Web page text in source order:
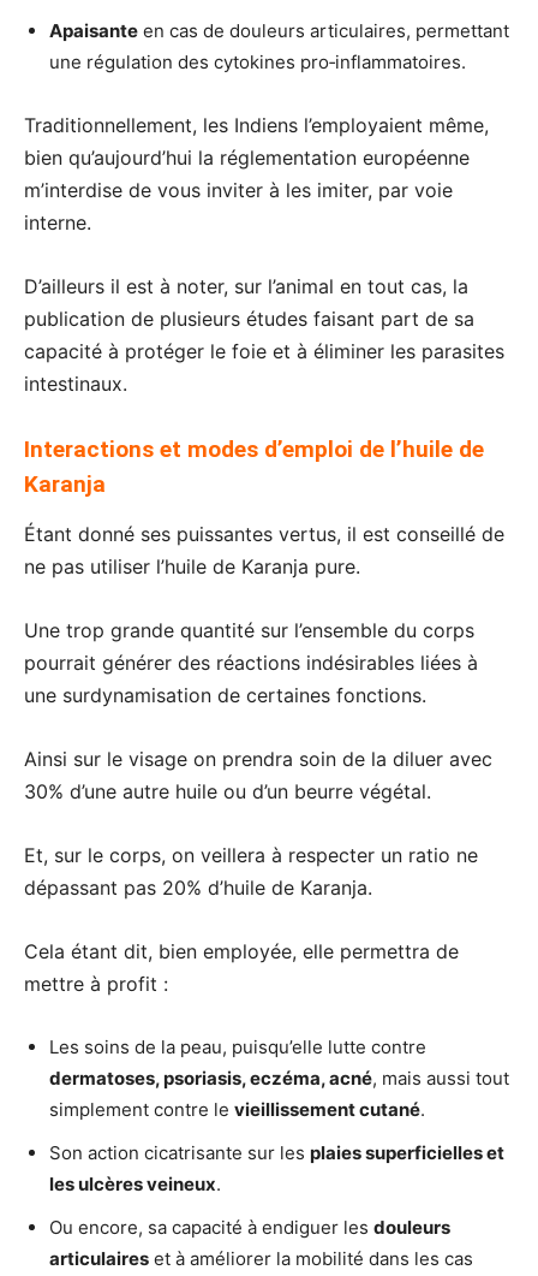
Apaisante en cas de douleurs articulaires, permettant
une régulation des cytokines pro‑inflammatoires.
Traditionnellement, les Indiens l’employaient même,
bien qu’aujourd’hui la réglementation européenne
m’interdise de vous inviter à les imiter, par voie
interne.
D’ailleurs il est à noter, sur l’animal en tout cas, la
publication de plusieurs études faisant part de sa
capacité à protéger le foie et à éliminer les parasites
intestinaux.
Interactions et modes d’emploi de l’huile de
Karanja
Étant donné ses puissantes vertus, il est conseillé de
ne pas utiliser l’huile de Karanja pure.
Une trop grande quantité sur l’ensemble du corps
pourrait générer des réactions indésirables liées à
une surdynamisation de certaines fonctions.
Ainsi sur le visage on prendra soin de la diluer avec
30% d’une autre huile ou d’un beurre végétal.
Et, sur le corps, on veillera à respecter un ratio ne
dépassant pas 20% d’huile de Karanja.
Cela étant dit, bien employée, elle permettra de
mettre à profit :
Les soins de la peau, puisqu’elle lutte contre
dermatoses, psoriasis, eczéma, acné, mais aussi tout
simplement contre le vieillissement cutané.
Son action cicatrisante sur les plaies superficielles et
les ulcères veineux.
Ou encore, sa capacité à endiguer les douleurs
articulaires et à améliorer la mobilité dans les cas